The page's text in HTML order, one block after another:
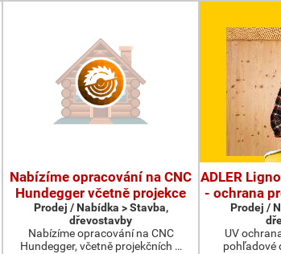
Nabízíme opracování na CNC
Hundegger včetně projekce
Prodej / Nabídka > Stavba,
dřevostavby
Nabízíme opracování na CNC
Hundegger, včetně projekčních …
ADLER
- ochrana
Prodej /
UV
pohľadové